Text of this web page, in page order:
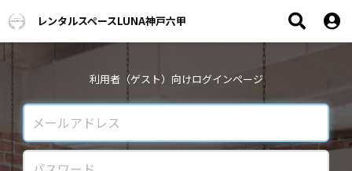
レンタルスペースLUNA神戸六甲
利用者（ゲスト）向けログインページ